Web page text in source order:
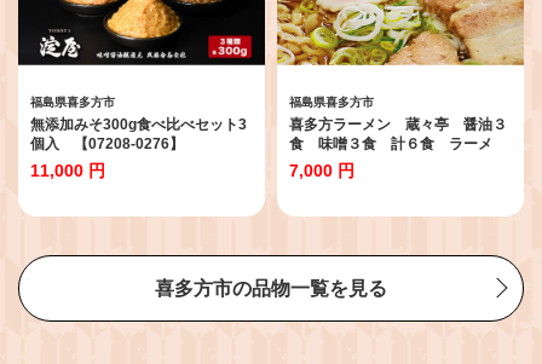
福島県喜多方市
無添加みそ300g食べ比べセット3
個入 【07208-0276】
11,000 円
福島県喜多方市
喜多方ラーメン 蔵々亭 醤油３
食 味噌３食 計６食 ラーメ
ン らーめん みそ しょうゆ
セット ギフト 人気 お土産
0058】
7,000 円
喜多方市の品物一覧を見る